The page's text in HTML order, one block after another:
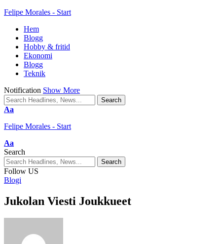
Felipe Morales - Start
Hem
Blogg
Hobby & fritid
Ekonomi
Blogg
Teknik
Notification Show More
Aa
Felipe Morales - Start
Aa
Search
Follow US
Blogi
Jukolan Viesti Joukkueet